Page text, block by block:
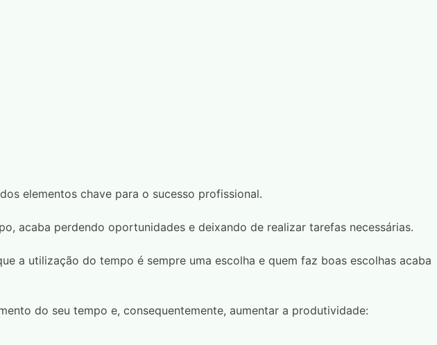
elementos chave para o sucesso profissional.
acaba perdendo oportunidades e deixando de realizar tarefas necessárias.
a utilização do tempo é sempre uma escolha e quem faz boas escolhas acaba
do seu tempo e, consequentemente, aumentar a produtividade: